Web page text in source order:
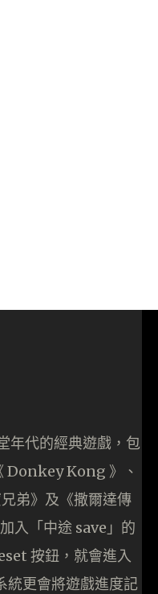
年代的經典遊戲，包
Donkey Kong 》、
弟》及《撒爾達傳
入「中途 save」的
按鈕，就會進入
統更會將遊戲進度記